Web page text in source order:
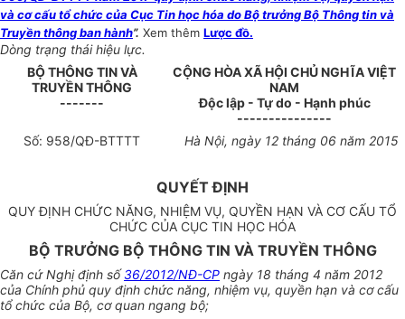
và cơ cấu tổ chức của Cục Tin học hóa do Bộ trưởng Bộ Thông tin và
Truyền thông ban hành”. Xem thêm Lược đồ.
Dòng trạng thái hiệu lực.
BỘTHÔNG TIN VÀ
TRUYỀN THÔNG
-------
CỘNG HÒA XÃ HỘI CHỦ NGHĨA VIỆT
NAM
Độc lập - Tự do - Hạnh phúc
---------------
Số: 958/QĐ-BTTTT Hà Nội, ngày 12 tháng 06 năm 2015
QUYẾT ĐỊNH
QUY ĐỊNH CHỨC NĂNG, NHIỆM VỤ, QUYỀN HẠN VÀ CƠ CẤU TỔ
CHỨC CỦA CỤC TIN HỌC HÓA
BỘ TRƯỞNG BỘ THÔNG TIN VÀ TRUYỀN THÔNG
Căn cứ Nghị định số36/2012/NĐ-CP ngày 18 tháng 4 năm 2012
của Chính phủ quy định chức năng, nhiệm vụ, quyền hạn và cơ cấu
tổ chức của Bộ, cơ quan ngang bộ;